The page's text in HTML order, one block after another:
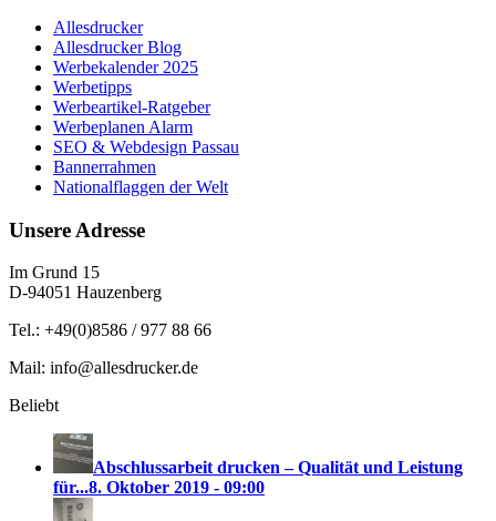
Allesdrucker
Allesdrucker Blog
Werbekalender 2025
Werbetipps
Werbeartikel-Ratgeber
Werbeplanen Alarm
SEO & Webdesign Passau
Bannerrahmen
Nationalflaggen der Welt
Unsere Adresse
Im Grund 15
D-94051 Hauzenberg
Tel.: +49(0)8586 / 977 88 66
Mail: info@allesdrucker.de
Beliebt
Abschlussarbeit drucken – Qualität und Leistung
für...8. Oktober 2019 - 09:00